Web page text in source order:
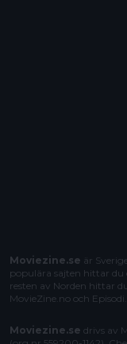
Moviezine.se är
populära sajten hittar du
resten av Norden hittar
MovieZine.no och
Moviezine.se drivs av